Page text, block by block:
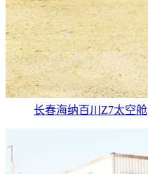
长春海纳百川Z7太空舱